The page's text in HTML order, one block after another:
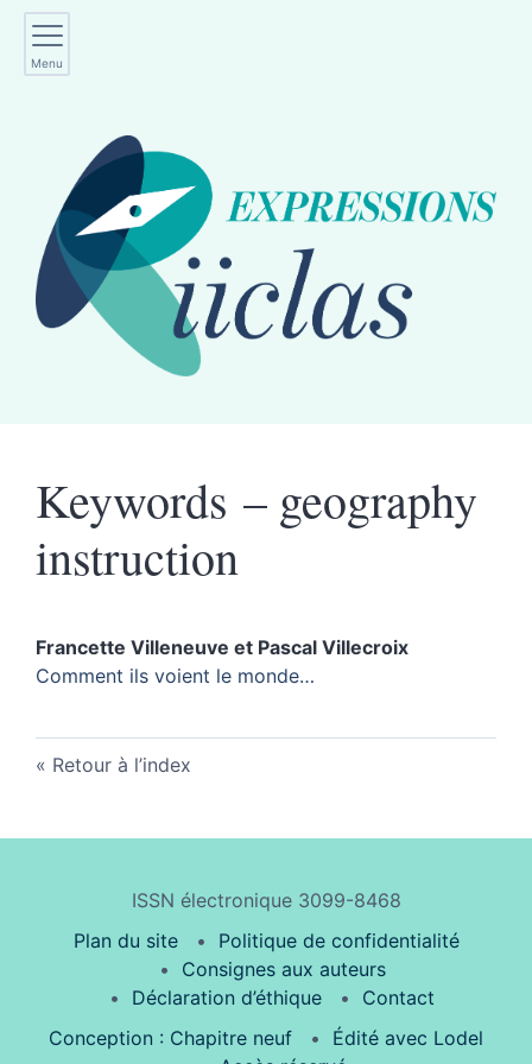
Menu
Keywords – geography
instruction
Francette Villeneuve et Pascal Villecroix
Comment ils voient le monde…
Retour à l’index
ISSN électronique 3099-8468
Plan du site
Politique de confidentialité
Consignes aux auteurs
Déclaration d’éthique
Contact
Conception : Chapitre neuf
Édité avec Lodel